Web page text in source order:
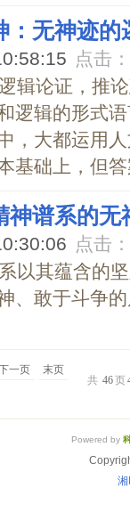
：无神迹的
点击：
辑论证，推
逻辑的形式
，大都运用
基础上，但
神谱系的无
点击：
以其蕴含的
、敢于斗争
一页
末页
共 46页
Powered by